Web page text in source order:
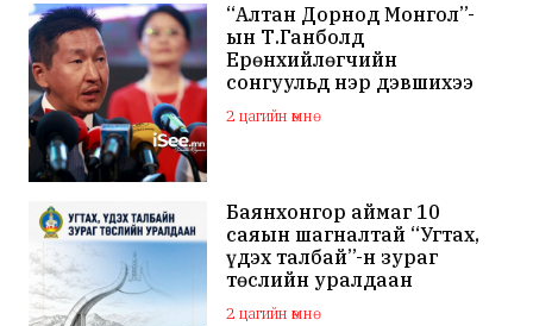
“Алтан Дорнод Монгол”-
ын Т.Ганболд
Ерөнхийлөгчийн
сонгуульд нэр дэвшихээ
илэрхийллээ
2 цагийн өмнө
Баянхонгор аймаг 10
саяын шагналтай “Угтах,
үдэх талбай”-н зураг
төслийн уралдаан
зарлажээ
2 цагийн өмнө